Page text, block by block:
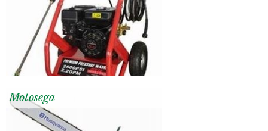
Motosega